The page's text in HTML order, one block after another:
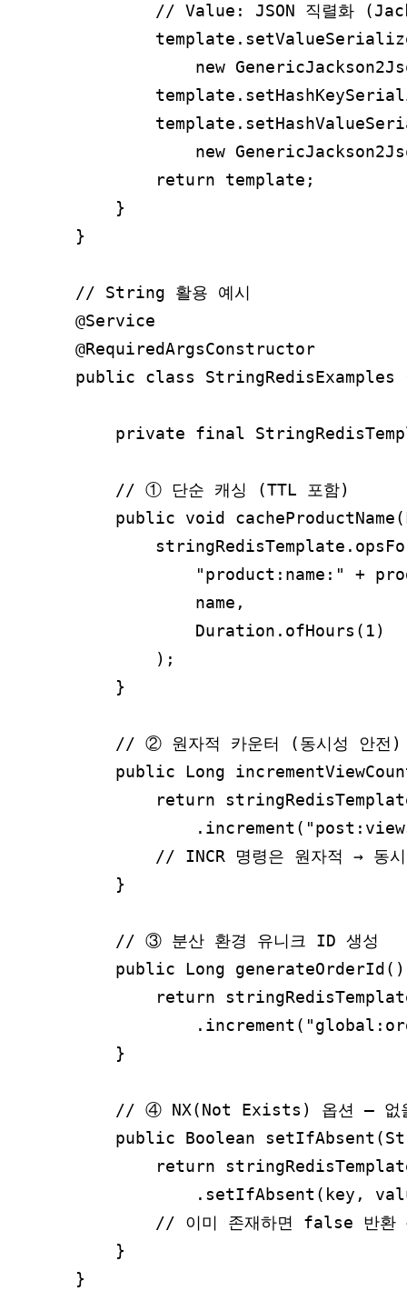
// Value: JSON 직렬화
new
new
        return template;
    }
}
// String 활용 예시
@Service
@RequiredArgsConstructor
public class StringRedisExamples
private final
    // ① 단순 캐싱 (TTL 포함)
public void
"product:name:" +
            name,
Duration.ofHours(1)
        );
    }
    // ② 원자적 카운터 (동시성 안전)
public Long
return
// INCR 명령은 원자적 → 동
    }
    // ③ 분산 환경 유니크 ID 생성
public Long
return
    }
// ④ NX(Not Exists) 옵션 – 없
public Boolean
return
.setIfAbsent(key,
// 이미 존재하면 false 반환
    }